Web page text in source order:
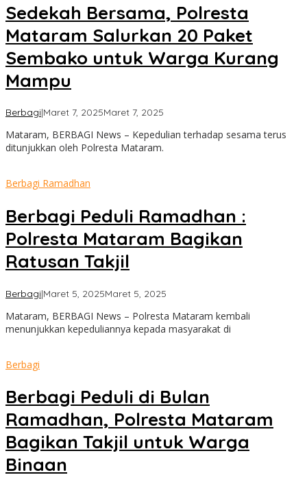
Sedekah Bersama, Polresta
Mataram Salurkan 20 Paket
Sembako untuk Warga Kurang
Mampu
Berbagi|Maret 7, 2025Maret 7, 2025
Mataram, BERBAGI News – Kepedulian terhadap sesama terus
ditunjukkan oleh Polresta Mataram.
Berbagi Ramadhan
Berbagi Peduli Ramadhan :
Polresta Mataram Bagikan
Ratusan Takjil
Berbagi|Maret 5, 2025Maret 5, 2025
Mataram, BERBAGI News – Polresta Mataram kembali
menunjukkan kepeduliannya kepada masyarakat di
Berbagi
Berbagi Peduli di Bulan
Ramadhan, Polresta Mataram
Bagikan Takjil untuk Warga
Binaan